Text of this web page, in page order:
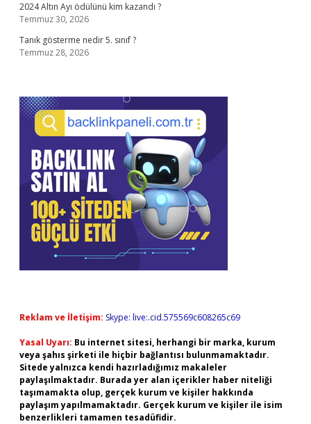
2024 Altın Ayı ödülünü kim kazandı ?
Temmuz 30, 2026
Tanık gösterme nedir 5. sınıf ?
Temmuz 28, 2026
Reklam ve İletişim: Skype: live:.cid.575569c608265c69
Yasal Uyarı: Bu internet sitesi, herhangi bir marka, kurum
veya şahıs şirketi ile hiçbir bağlantısı bulunmamaktadır.
Sitede yalnızca kendi hazırladığımız makaleler
paylaşılmaktadır. Burada yer alan içerikler haber niteliği
taşımamakta olup, gerçek kurum ve kişiler hakkında
paylaşım yapılmamaktadır. Gerçek kurum ve kişiler ile isim
benzerlikleri tamamen tesadüfidir.